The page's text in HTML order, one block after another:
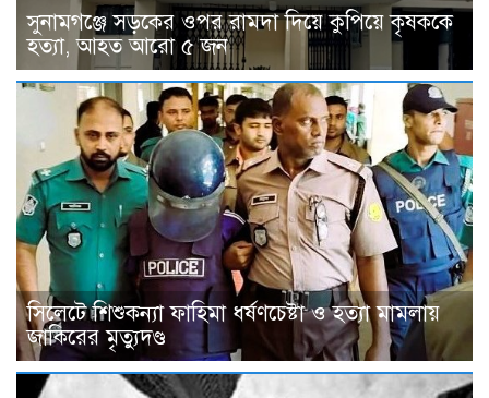
সুনামগঞ্জে সড়কের ওপর রামদা দিয়ে কুপিয়ে কৃষককে
হত্যা, আহত আরো ৫ জন
সিলেটে শিশুকন্যা ফাহিমা ধর্ষণচেষ্টা ও হত্যা মামলায়
জাকিরের মৃত্যুদণ্ড